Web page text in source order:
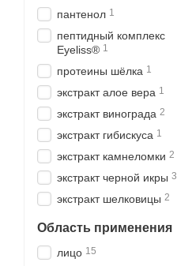
пантенол 1
пептидный комплекс
Eyeliss® 1
протеины шёлка 1
экстракт алое вера 1
экстракт винограда 2
экстракт гибискуса 1
экстракт камнеломки 2
экстракт черной икры 3
экстракт шелковицы 2
Область применения
лицо 15